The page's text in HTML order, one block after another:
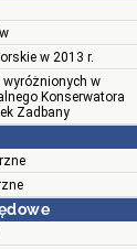
w 2013 r.
wyróżnionych w
Konserwatora
Zadbany